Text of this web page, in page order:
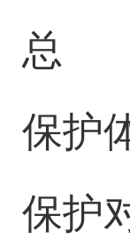
总
护
护